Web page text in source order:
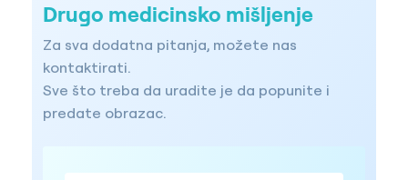
Drugo medicinsko mišljenje
Za sva dodatna pitanja, možete nas
kontaktirati.
Sve što treba da uradite je da popunite i
predate obrazac.